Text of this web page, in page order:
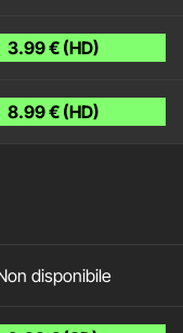
3.99 € (HD)
8.99 € (HD)
disponibile